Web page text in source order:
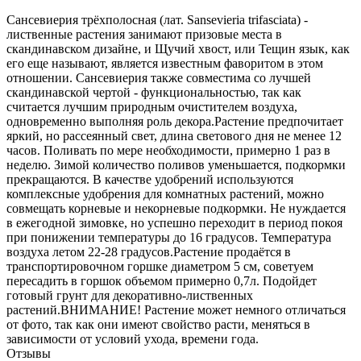
Сансевиерия трёхполосная (лат. Sansevieria trifasciata) -
лиственные растения занимают призовые места в
скандинавском дизайне, и Щучий хвост, или Тещин язык, как
его еще называют, является известным фаворитом в этом
отношении. Сансевиерия также совместима со лучшей
скандинавской чертой - функциональностью, так как
считается лучшим природным очистителем воздуха,
одновременно выполняя роль декора.Растение предпочитает
яркий, но рассеянный свет, длина светового дня не менее 12
часов. Поливать по мере необходимости, примерно 1 раз в
неделю. Зимой количество поливов уменьшается, подкормки
прекращаются. В качестве удобрений используются
комплексные удобрения для комнатных растений, можно
совмещать корневые и некорневые подкормки. Не нуждается
в ежегодной зимовке, но успешно переходит в период покоя
при понижении температуры до 16 градусов. Температура
воздуха летом 22-28 градусов.Растение продаётся в
транспортировочном горшке диаметром 5 см, советуем
пересадить в горшок объемом примерно 0,7л. Подойдет
готовый грунт для декоративно-лиственных
растений.ВНИМАНИЕ! Растение может немного отличаться
от фото, так как они имеют свойство расти, меняться в
зависимости от условий ухода, времени года.
Отзывы